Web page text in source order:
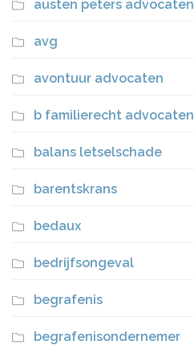
austen peters advocaten
avg
avontuur advocaten
b familierecht advocaten
balans letselschade
barentskrans
bedaux
bedrijfsongeval
begrafenis
begrafenisondernemer